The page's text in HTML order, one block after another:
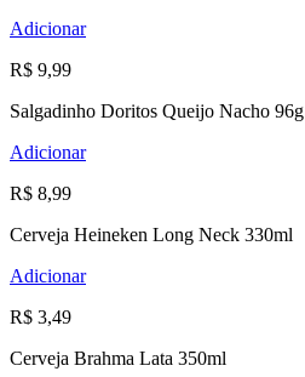
Adicionar
R$ 9,99
Salgadinho Doritos Queijo Nacho 96g
Adicionar
R$ 8,99
Cerveja Heineken Long Neck 330ml
Adicionar
R$ 3,49
Cerveja Brahma Lata 350ml